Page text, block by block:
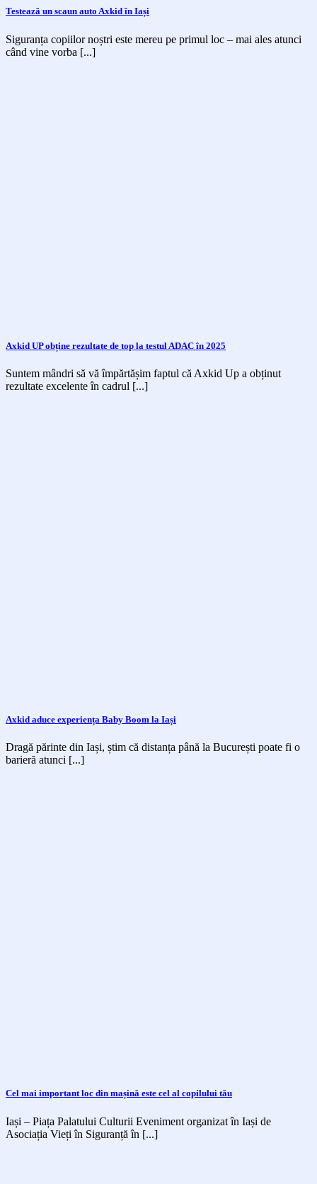
Testează un scaun auto Axkid în Iași
Siguranța copiilor noștri este mereu pe primul loc – mai ales atunci
când vine vorba [...]
Axkid UP obține rezultate de top la testul ADAC în 2025
Suntem mândri să vă împărtășim faptul că Axkid Up a obținut
rezultate excelente în cadrul [...]
Axkid aduce experiența Baby Boom la Iași
Dragă părinte din Iași, știm că distanța până la București poate fi o
barieră atunci [...]
Cel mai important loc din mașină este cel al copilului tău
Iași – Piața Palatului Culturii Eveniment organizat în Iași de
Asociația Vieți în Siguranță în [...]